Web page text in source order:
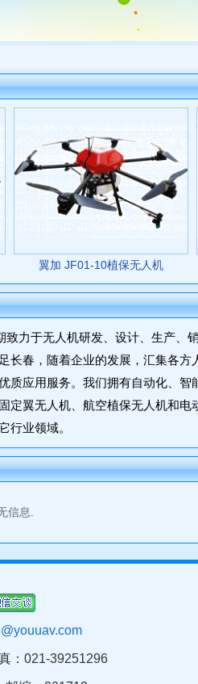
翼加 JF01-10植保无人机
力于无人机研发、设计、生产、
春，随着企业的发展，汇集各方
应用服务。我们拥有自动化、智
翼无人机、航空植保无人机和电
行业领域。
信息.
：021-39251296